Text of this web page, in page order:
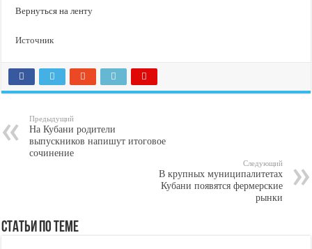
Вернуться на ленту
Источник
Предыдущий
На Кубани родители
выпускников напишут итоговое
сочинение
Следующий
В крупных муниципалитетах
Кубани появятся фермерские
рынки
Статьи по Теме